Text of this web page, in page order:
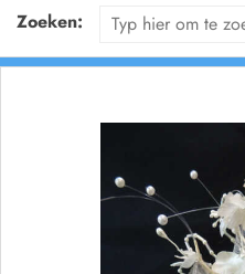
Zoeken: